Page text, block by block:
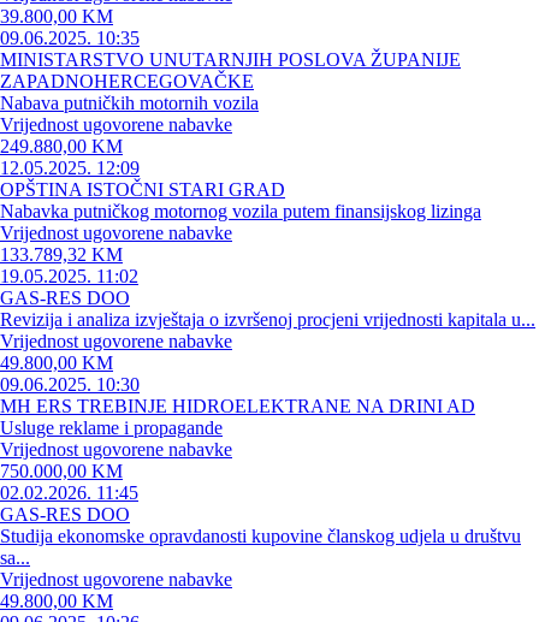
39.800,00 KM
09.06.2025. 10:35
MINISTARSTVO UNUTARNJIH POSLOVA ŽUPANIJE
ZAPADNOHERCEGOVAČKE
Nabava putničkih motornih vozila
Vrijednost ugovorene nabavke
249.880,00 KM
12.05.2025. 12:09
OPŠTINA ISTOČNI STARI GRAD
Nabavka putničkog motornog vozila putem finansijskog lizinga
Vrijednost ugovorene nabavke
133.789,32 KM
19.05.2025. 11:02
GAS-RES DOO
Revizija i analiza izvještaja o izvršenoj procjeni vrijednosti kapitala u...
Vrijednost ugovorene nabavke
49.800,00 KM
09.06.2025. 10:30
MH ERS TREBINJE HIDROELEKTRANE NA DRINI AD
Usluge reklame i propagande
Vrijednost ugovorene nabavke
750.000,00 KM
02.02.2026. 11:45
GAS-RES DOO
Studija ekonomske opravdanosti kupovine članskog udjela u društvu
sa...
Vrijednost ugovorene nabavke
49.800,00 KM